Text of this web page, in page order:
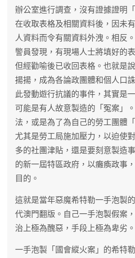
辦公室進行調查，沒有證據證明
在收取表格及相關資料後，因未
人資料而令有關資料外洩。相反
警員發現，有現場人士將填好的
但經勸喻後已收回表格。也就是
揚揚，成為各論政團體和個人口
此發動遊行抗議的事件，其實是
可能是有人故意製造的「冤案」
法，或是為了為自己的勞工團體
尤其是勞工局施加壓力，以迫使
多的社團津貼，還是要刻意製造
的新一屆特區政府，以癱瘓政事
目的。
這就是當年惡魔希特勒一手泡製
代澳門翻版。自己一手泡製假案
治上極為醜惡，手段上極為卑劣。
一手泡製「國會縱火案」的希特